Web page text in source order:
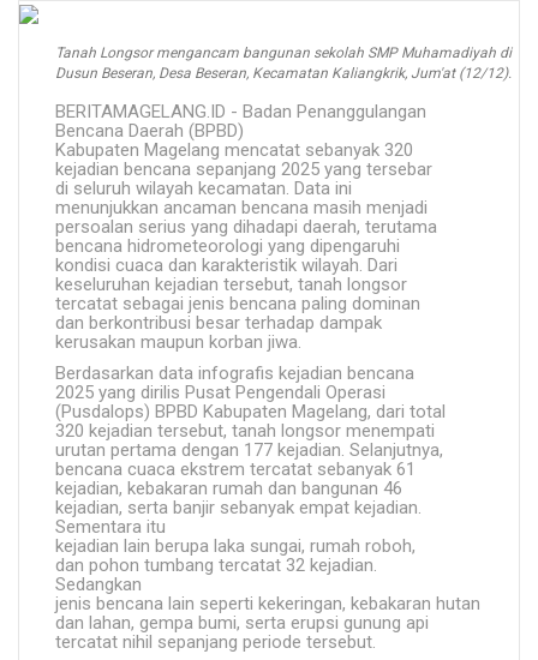
Tanah Longsor mengancam bangunan sekolah SMP Muhamadiyah di
Dusun Beseran, Desa Beseran, Kecamatan Kaliangkrik, Jum'at (12/12).
BERITAMAGELANG.ID - Badan Penanggulangan
Bencana Daerah (BPBD)
Kabupaten Magelang mencatat sebanyak 320
kejadian bencana sepanjang 2025 yang tersebar
di seluruh wilayah kecamatan. Data ini
menunjukkan ancaman bencana masih menjadi
persoalan serius yang dihadapi daerah, terutama
bencana hidrometeorologi yang dipengaruhi
kondisi cuaca dan karakteristik wilayah. Dari
keseluruhan kejadian tersebut, tanah longsor
tercatat sebagai jenis bencana paling dominan
dan berkontribusi besar terhadap dampak
kerusakan maupun korban jiwa.
Berdasarkan data infografis kejadian bencana
2025 yang dirilis Pusat Pengendali Operasi
(Pusdalops) BPBD Kabupaten Magelang, dari total
320 kejadian tersebut, tanah longsor menempati
urutan pertama dengan 177 kejadian. Selanjutnya,
bencana cuaca ekstrem tercatat sebanyak 61
kejadian, kebakaran rumah dan bangunan 46
kejadian, serta banjir sebanyak empat kejadian.
Sementara itu
kejadian lain berupa laka sungai, rumah roboh,
dan pohon tumbang tercatat 32 kejadian.
Sedangkan
jenis bencana lain seperti kekeringan, kebakaran hutan
dan lahan, gempa bumi, serta erupsi gunung api
tercatat nihil sepanjang periode tersebut.